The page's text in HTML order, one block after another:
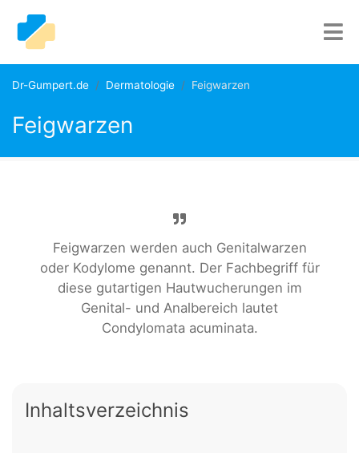
Dr-Gumpert.de Dermatologie Feigwarzen
Feigwarzen
Feigwarzen werden auch Genitalwarzen
oder Kodylome genannt. Der Fachbegriff für
diese gutartigen Hautwucherungen im
Genital- und Analbereich lautet
Condylomata acuminata.
Inhaltsverzeichnis